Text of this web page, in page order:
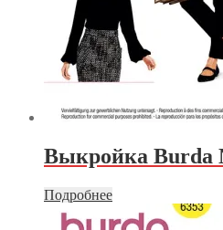
Выкройка Burda
Подробнее